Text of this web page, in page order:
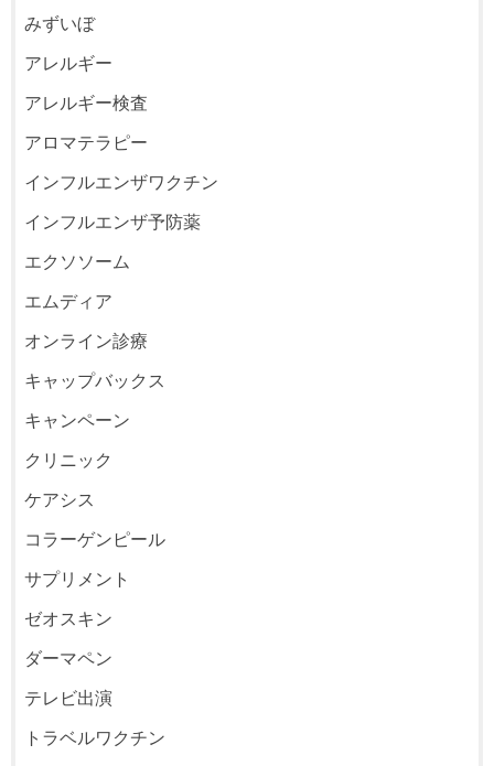
みずいぼ
アレルギー
アレルギー検査
アロマテラピー
インフルエンザワクチン
インフルエンザ予防薬
エクソソーム
エムディア
オンライン診療
キャップバックス
キャンペーン
クリニック
ケアシス
コラーゲンピール
サプリメント
ゼオスキン
ダーマペン
テレビ出演
トラベルワクチン